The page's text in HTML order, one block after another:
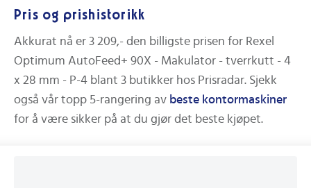
Pris og prishistorikk
Akkurat nå er 3 209,- den billigste prisen for Rexel
Optimum AutoFeed+ 90X - Makulator - tverrkutt - 4
x 28 mm - P-4 blant 3 butikker hos Prisradar. Sjekk
også vår topp 5-rangering av beste kontormaskiner
for å være sikker på at du gjør det beste kjøpet.